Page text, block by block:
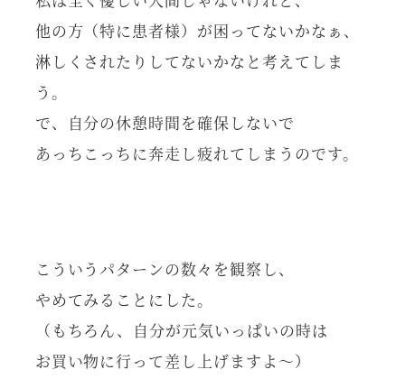
他の方（特に患者様）が困ってないかなぁ、
淋しくされたりしてないかなと考えてしま
う。
で、自分の休憩時間を確保しないで
あっちこっちに奔走し疲れてしまうのです。
こういうパターンの数々を観察し、
やめてみることにした。
（もちろん、自分が元気いっぱいの時は
お買い物に行って差し上げますよ～）